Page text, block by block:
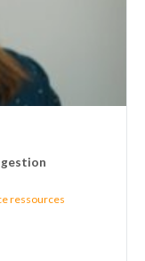
gestion
ressources